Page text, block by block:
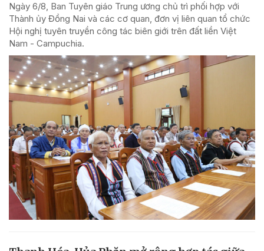
Ngày 6/8, Ban Tuyên giáo Trung ương chủ trì phối hợp với
Thành ủy Đồng Nai và các cơ quan, đơn vị liên quan tổ chức
Hội nghị tuyên truyền công tác biên giới trên đất liền Việt
Nam - Campuchia.